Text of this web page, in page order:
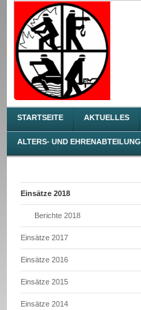
STARTSEITE AKTUELLES
ALTERS- UND EHRENABTEILUNG
Einsätze 2018
Berichte 2018
Einsätze 2017
Einsätze 2016
Einsätze 2015
Einsätze 2014